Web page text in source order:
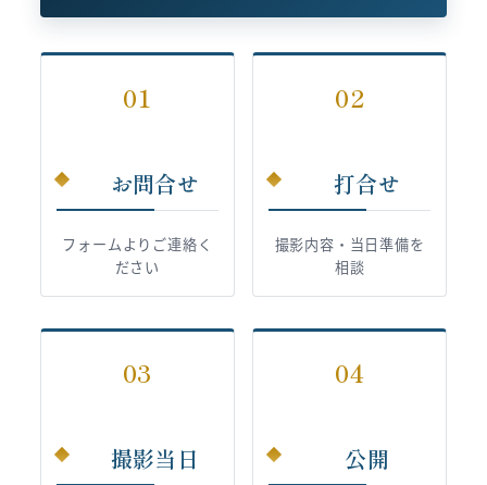
01
お問合せ
フォームよりご連絡く
ださい
02
打合せ
撮影内容・当日準備を
相談
03
撮影当日
04
公開